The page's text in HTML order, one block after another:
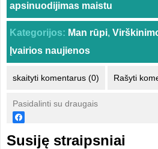
apsinuodijimas maistu
Kategorijos: Man rūpi,
Įvairios naujienos
skaityti komentarus (0) Rašyti
Pasidalinti su draugais
Susiję straipsniai